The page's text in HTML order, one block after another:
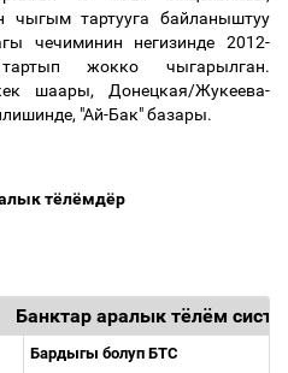
чыгым тартууга байланыштуу
чечиминин негизинде 2012-
тартып жокко чыгарылган.
шаары, Донецкая/Жукеева-
"Ай-Бак" базары.
тёлёмдёр
Банктар аралык тёлём
Бардыгы болуп БТС